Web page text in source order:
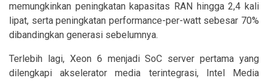
memungkinkan peningkatan kapasitas RAN hingga 2,4 kali
lipat, serta peningkatan performance-per-watt sebesar 70%
dibandingkan generasi sebelumnya.
Terlebih lagi, Xeon 6 menjadi SoC server pertama yang
dilengkapi akselerator media terintegrasi, Intel Media